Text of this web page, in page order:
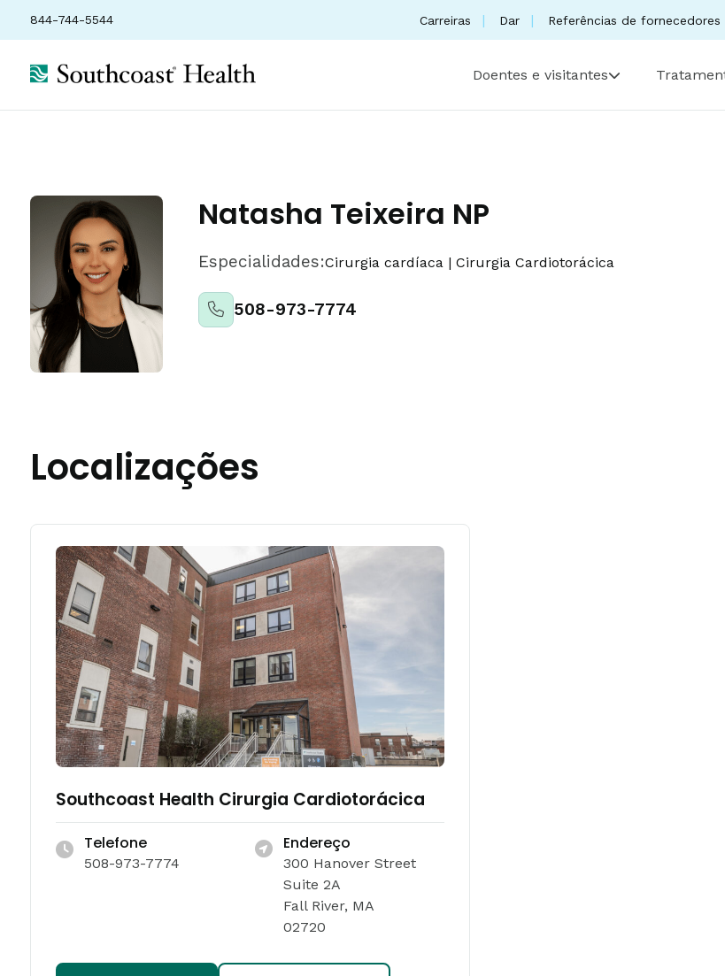
844-744-5544 Carreiras Dar Referências de fornecedores
Doentes e visitantes
Natasha Teixeira NP
Especialidades:Cirurgia cardíaca | Cirurgia Cardiotorácica
508-973-7774
LocalizaçõesSegurosClassificações
Localizações
Southcoast Health Cirurgia Cardiotorácica
Telefone
508-973-7774
Endereço
300 Hanover Street
Suite 2A
Fall River, MA
02720